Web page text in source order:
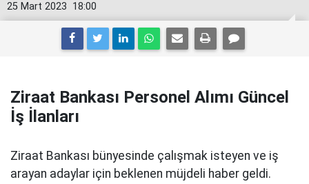
18:00
25 Mart 2023
Ziraat Bankası Personel Alımı Güncel
İş İlanları
Ziraat Bankası bünyesinde çalışmak isteyen ve iş
arayan adaylar için beklenen müjdeli haber geldi.